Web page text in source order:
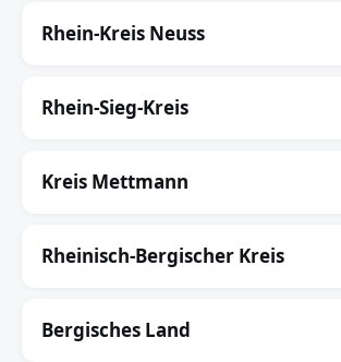
Rhein-Kreis Neuss
Rhein-Sieg-Kreis
Kreis Mettmann
Rheinisch-Bergischer Kreis
Bergisches Land